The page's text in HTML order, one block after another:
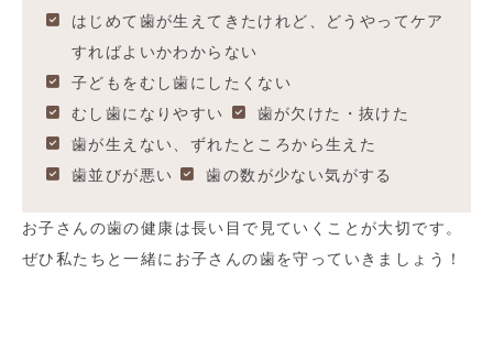
はじめて歯が生えてきたけれど、どうやってケア
すればよいかわからない
子どもをむし歯にしたくない
むし歯になりやすい
歯が欠けた・抜けた
歯が生えない、ずれたところから生えた
歯並びが悪い
歯の数が少ない気がする
お子さんの歯の健康は長い目で見ていくことが大切です。
ぜひ私たちと一緒にお子さんの歯を守っていきましょう！